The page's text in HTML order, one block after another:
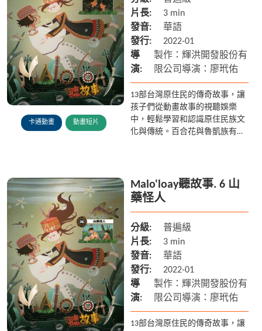
卡通動畫 動畫短片
片長:
3 min
發音:
華語
發行:
2022-01
導
演:
製作：輝洪開發股份有
限公司導演：廖玳佑
13部台灣原住民的傳奇故事，讓
孩子們從動畫故事的視聽娛樂
中，輕鬆學習和認識原住民族文
化與傳統。百合花與魯凱族有著
Malo'loay聽故事. 6 山
藥怪人
分級:
普遍級
片長:
3 min
發音:
華語
發行:
2022-01
導
演:
製作：輝洪開發股份有
限公司導演：廖玳佑
13部台灣原住民的傳奇故事，讓